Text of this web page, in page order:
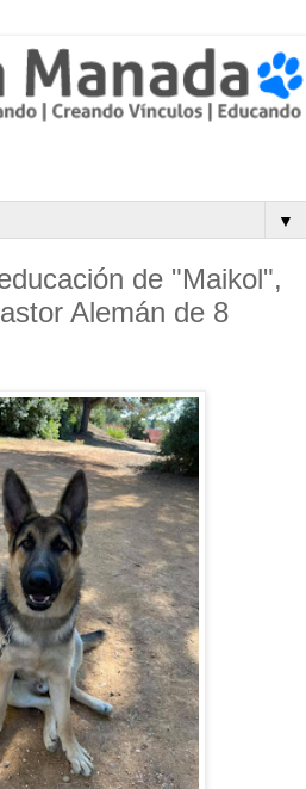
▼
de "Maikol",
Alemán de 8